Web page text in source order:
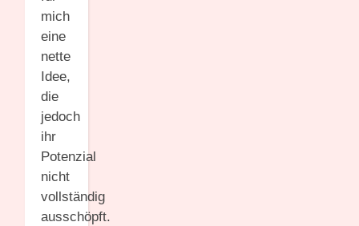
mich
eine
nette
Idee,
die
jedoch
ihr
Potenzial
nicht
vollständig
ausschöpft.